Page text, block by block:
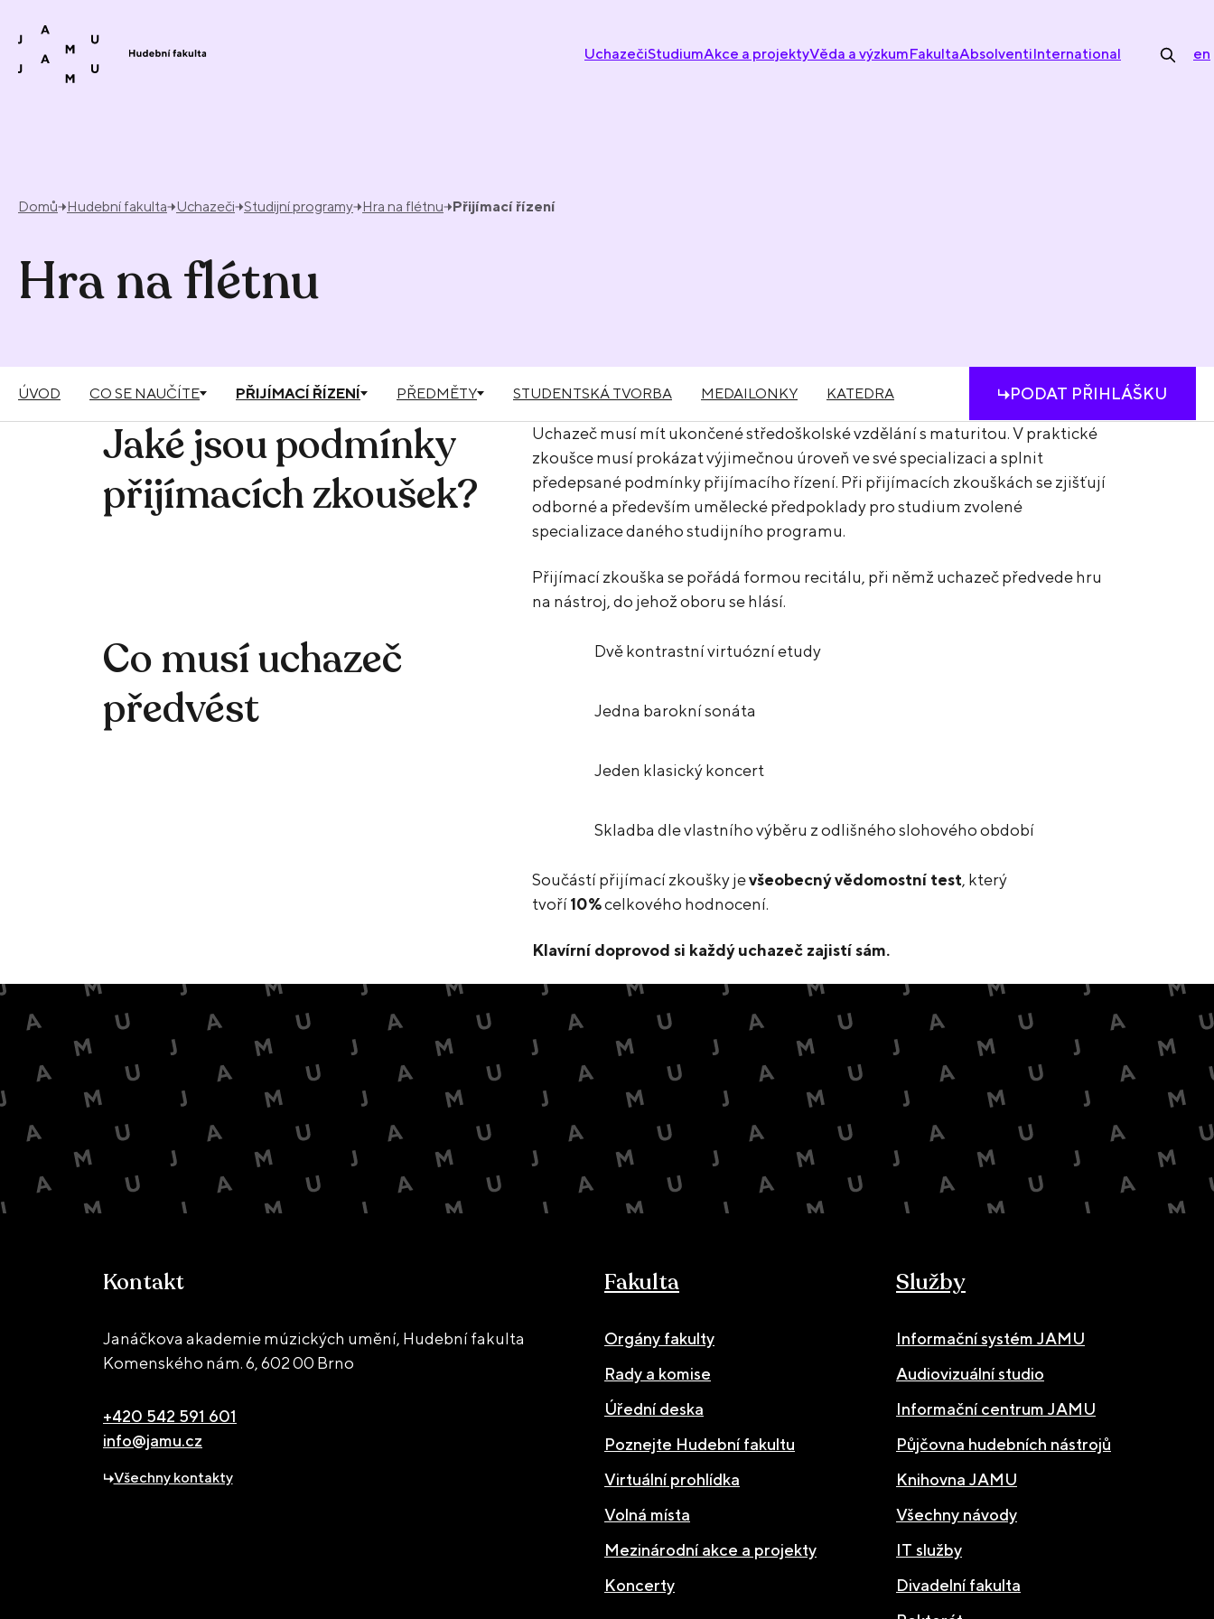
UchazečiStudiumAkce a projektyVěda a výzkumFakultaAbsolventiInternational en
Domů Hudební fakulta Uchazeči Studijní programy Hra na flétnu Přijímací řízení
Hra na flétnu
ÚVOD CO SE NAUČÍTE PŘIJÍMACÍ ŘÍZENÍ PŘEDMĚTY STUDENTSKÁ TVORBA MEDAILONKY KATEDRA PODAT PŘIHLÁŠKU
Jaké jsou podmínky
přijímacích zkoušek?
Uchazeč musí mít ukončené středoškolské vzdělání s maturitou. V praktické
zkoušce musí prokázat výjimečnou úroveň ve své specializaci a splnit
předepsané podmínky přijímacího řízení. Při přijímacích zkouškách se zjišťují
odborné a především umělecké předpoklady pro studium zvolené
specializace daného studijního programu.
Přijímací zkouška se pořádá formou recitálu, při němž uchazeč předvede hru
na nástroj, do jehož oboru se hlásí.
Co musí uchazeč
předvést
Dvě kontrastní virtuózní etudy
Jedna barokní sonáta
Jeden klasický koncert
Skladba dle vlastního výběru z odlišného slohového období
Součástí přijímací zkoušky jevšeobecný vědomostní test, který
tvoří10%celkového hodnocení.
Klavírní doprovod si každý uchazeč zajistí sám.
Kontakt
Janáčkova akademie múzických umění, Hudební fakulta
Komenského nám. 6,602 00 Brno
+420 542 591 601
info@jamu.cz
Všechny kontakty
Fakulta
Orgány fakulty
Rady a komise
Úřední deska
Poznejte Hudební fakultu
Virtuální prohlídka
Volná místa
Mezinárodní akce a projekty
Koncerty
Služby
Informační systém JAMU
Audiovizuální studio
Informační centrum JAMU
Půjčovna hudebních nástrojů
Knihovna JAMU
Všechny návody
IT služby
Divadelní fakulta